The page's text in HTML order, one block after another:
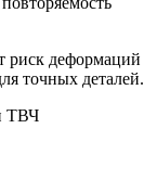
риск деформаций
точных деталей.